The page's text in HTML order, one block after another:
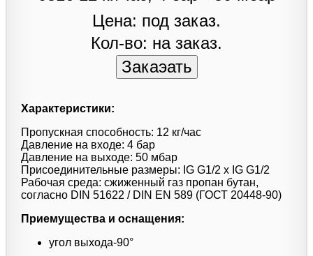
Цена: под заказ.
Кол-во: на заказ.
Характеристики:
Пропускная способность: 12 кг/час
Давление на входе: 4 бар
Давление на выходе: 50 мбар
Присоединительные размеры: IG G1/2 x IG G1/2
Рабочая среда: сжиженный газ пропан бутан,
согласно DIN 51622 / DIN EN 589 (ГОСТ 20448-90)
Приемущества и оснащения:
угол выхода-90°